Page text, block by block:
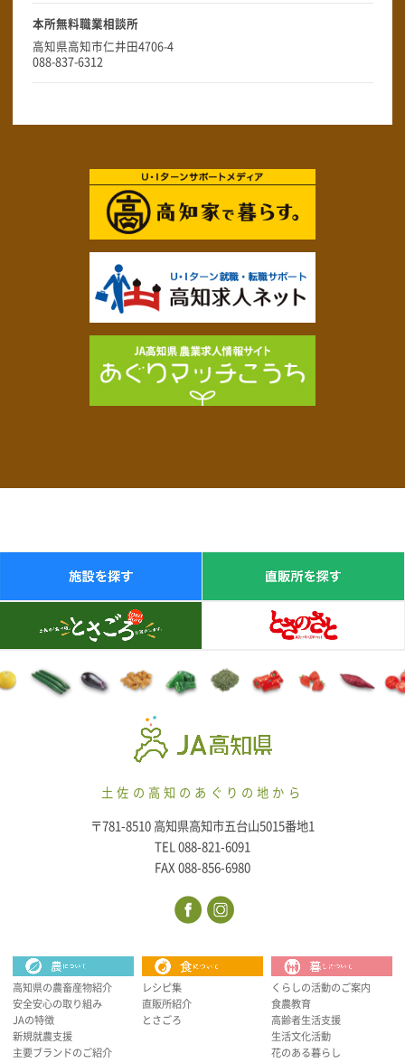
本所無料職業相談所
高知県高知市仁井田4706-4
088-837-6312
土佐の高知のあぐりの地から
〒781-8510 高知県高知市五台山5015番地1
TEL 088-821-6091
FAX 088-856-6980
高知県の農畜産物紹介
安全安心の取り組み
JAの特徴
新規就農支援
主要ブランドのご紹介
レシピ集
直販所紹介
とさごろ
くらしの活動のご案内
食農教育
高齢者生活支援
生活文化活動
花のある暮らし